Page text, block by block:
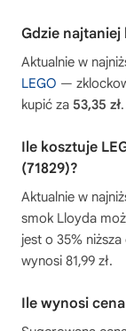
Gdzie najtaniej
Aktualnie w
LEGO —
kupić za 53,35 zł.
Ile kosztuje
(71829)?
Aktualnie w
smok Lloyda
jest o 35%
wynosi 81,99 zł.
Ile wynosi